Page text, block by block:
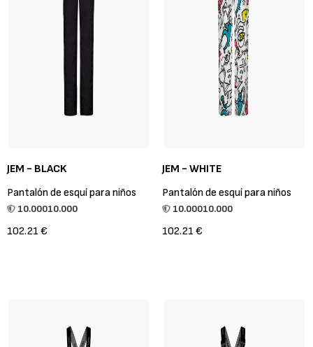
JEM - BLACK
Pantalón de esquí para niños
10.00010.000
102.21 €
JEM - WHITE
Pantalón de esquí para niños
10.00010.000
102.21 €